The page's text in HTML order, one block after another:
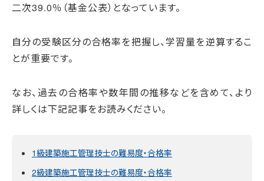
二次39.0％（基金公表）となっています。
自分の受験区分の合格率を把握し、学習量を逆算するこ
とが重要です。
なお、過去の合格率や数年間の推移などを含めて、より
詳しくは下記記事をお読みください。
1級建築施工管理技士の難易度・合格率
2級建築施工管理技士の難易度・合格率